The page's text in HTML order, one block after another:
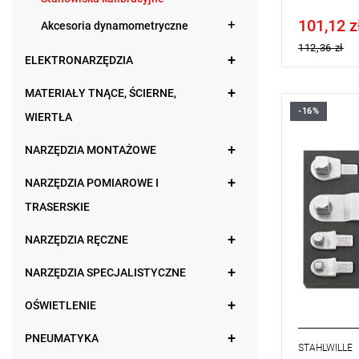
Akcesoria dynamometryczne
ELEKTRONARZĘDZIA
MATERIAŁY TNĄCE, ŚCIERNE,
WIERTŁA
NARZĘDZIA MONTAŻOWE
NARZĘDZIA POMIAROWE I
TRASERSKIE
NARZĘDZIA RĘCZNE
NARZĘDZIA SPECJALISTYCZNE
OŚWIETLENIE
PNEUMATYKA
Price tax
101,12
112,36 zł
-16%
STAHLWILLE